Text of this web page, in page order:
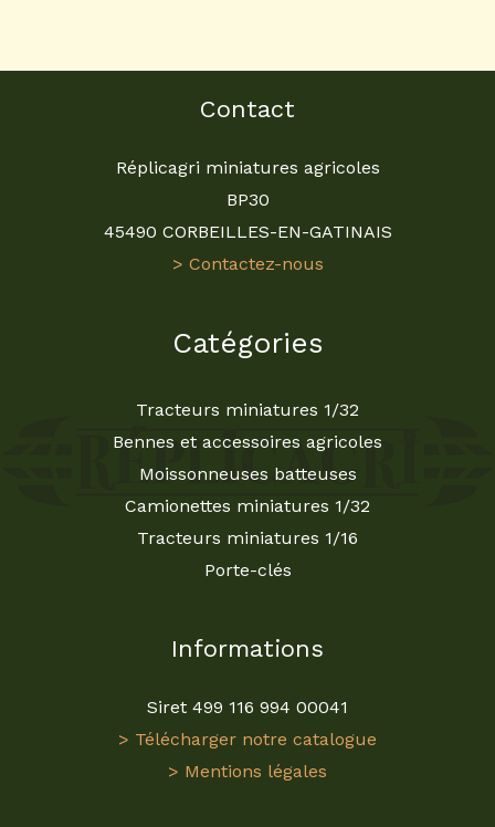
Contact
Réplicagri miniatures agricoles
BP30
45490 CORBEILLES-EN-GATINAIS
> Contactez-nous
Catégories
Tracteurs miniatures 1/32
Bennes et accessoires agricoles
Moissonneuses batteuses
Camionettes miniatures 1/32
Tracteurs miniatures 1/16
Porte-clés
Informations
Siret 499 116 994 00041
> Télécharger notre catalogue
> Mentions légales